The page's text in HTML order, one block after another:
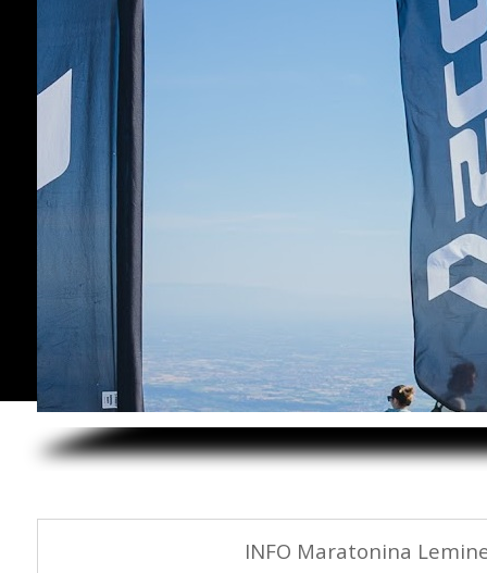
INFO Maratonina